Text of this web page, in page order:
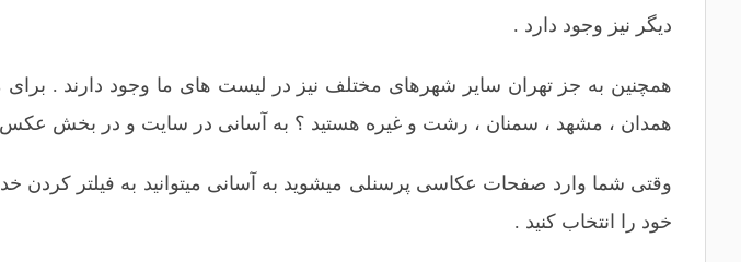
دیگر نیز وجود دارد .
همچنین به جز تهران سایر شهرهای مختلف نیز در لیست های ما وجود دارند . برای
همدان ، مشهد ، سمنان ، رشت و غیره هستید ؟ به آسانی در سایت و در بخش عکس
وقتی شما وارد صفحات عکاسی پرسنلی میشوید به آسانی میتوانید به فیلتر کردن
خود را انتخاب کنید .